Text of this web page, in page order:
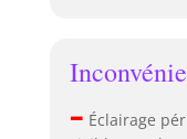
– Éclairage